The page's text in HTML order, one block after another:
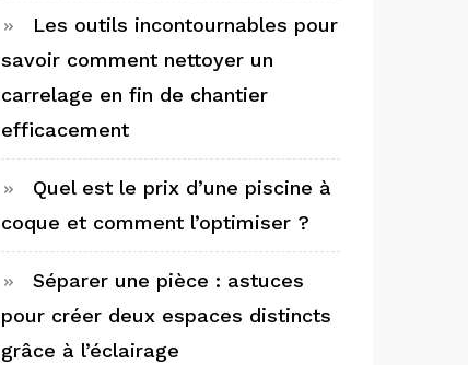
Les outils incontournables pour
savoir comment nettoyer un
carrelage en fin de chantier
efficacement
Quel est le prix d’une piscine à
coque et comment l’optimiser ?
Séparer une pièce : astuces
pour créer deux espaces distincts
grâce à l’éclairage